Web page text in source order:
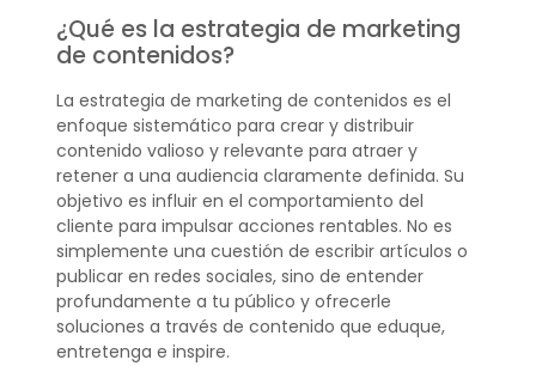
¿Qué es la estrategia de marketing
de contenidos?
La estrategia de marketing de contenidos es el
enfoque sistemático para crear y distribuir
contenido valioso y relevante para atraer y
retener a una audiencia claramente definida. Su
objetivo es influir en el comportamiento del
cliente para impulsar acciones rentables. No es
simplemente una cuestión de escribir artículos o
publicar en redes sociales, sino de entender
profundamente a tu público y ofrecerle
soluciones a través de contenido que eduque,
entretenga e inspire.